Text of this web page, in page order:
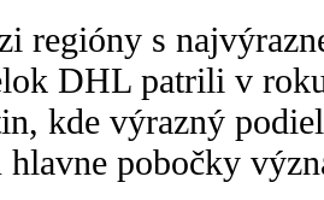
regióny s
DHL patrili v
kde výrazný
hlavne pobočky